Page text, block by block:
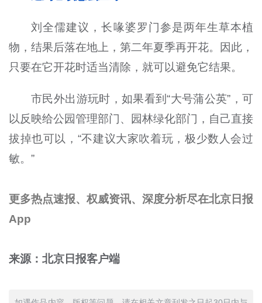
刘全儒建议，长喙婆罗门参是两年生草本植
物，结果后落在地上，第二年夏季再开花。因此，
只要在它开花时适当清除，就可以避免它结果。
市民外出游玩时，如果看到“大号蒲公英”，可
以反映给公园管理部门、园林绿化部门，自己直接
拔掉也可以，“不建议大家吹着玩，极少数人会过
敏。”
更多热点速报、权威资讯、深度分析尽在北京日报
App
来源：北京日报客户端